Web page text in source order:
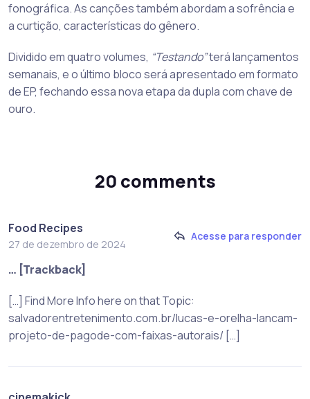
fonográfica. As canções também abordam a sofrência e
a curtição, características do gênero.
Dividido em quatro volumes, “Testando”terá lançamentos
semanais, e o último bloco será apresentado em formato
de EP, fechando essa nova etapa da dupla com chave de
ouro.
20 comments
Food Recipes
27 de dezembro de 2024
Acesse para responder
… [Trackback]
[…] Find More Info here on that Topic:
salvadorentretenimento.com.br/lucas-e-orelha-lancam-
projeto-de-pagode-com-faixas-autorais/ […]